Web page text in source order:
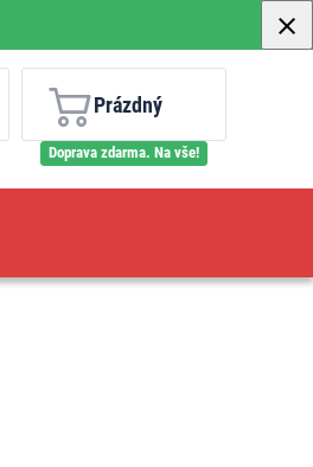
Prázdný
Doprava zdarma. Na vše!